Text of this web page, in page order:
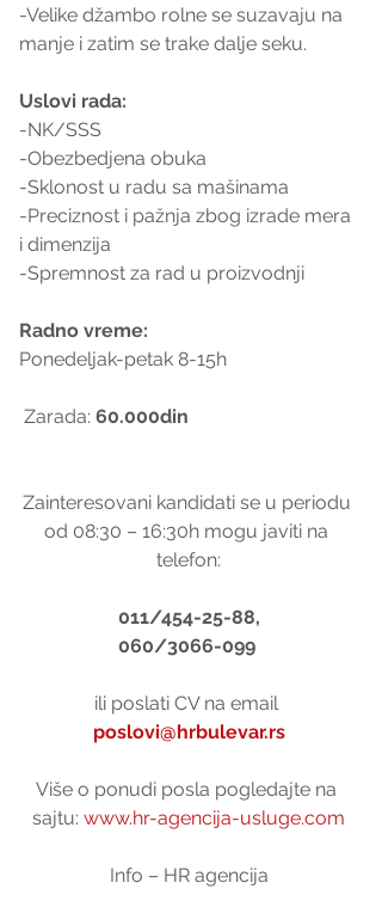
-Velike džambo rolne se suzavaju na
manje i zatim se trake dalje seku.
Uslovi rada:
-NK/SSS
-Obezbedjena obuka
-Sklonost u radu sa mašinama
-Preciznost i pažnja zbog izrade mera
i dimenzija
-Spremnost za rad u proizvodnji
Radno vreme:
Ponedeljak-petak 8-15h
Zarada: 60.000din
Zainteresovani kandidati se u periodu
od 08:30 – 16:30h mogu javiti na
telefon:
011/454-25-88,
060/3066-099
ili poslati CV na email
poslovi@hrbulevar.rs
Više o ponudi posla pogledajte na
sajtu: www.hr-agencija-usluge.com
Info – HR agencija